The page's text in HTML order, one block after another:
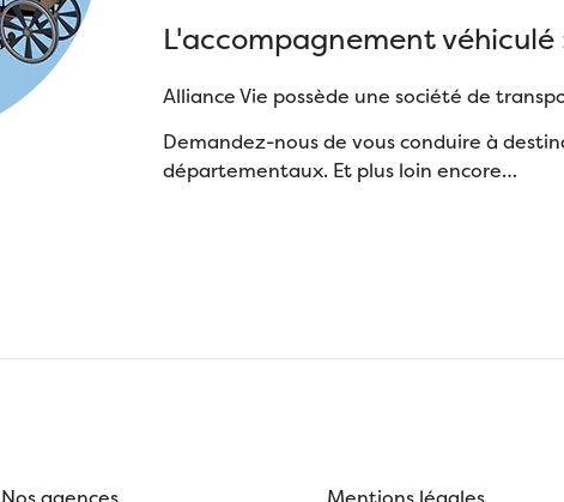
L'accompagnement véhiculé
Alliance Vie possède une société de
Demandez-nous de vous conduire à
départementaux. Et plus loin encore…
Nos agences
Mentions légales